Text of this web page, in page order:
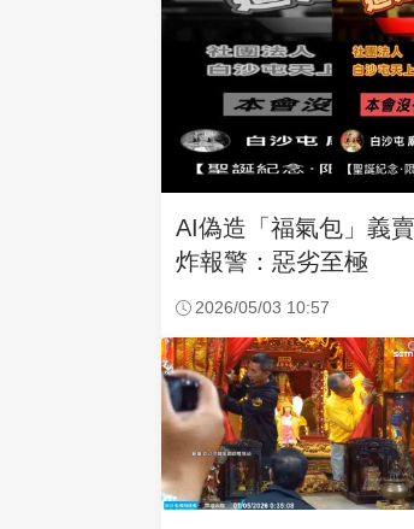
AI偽造「福氣包」義
炸報警：惡劣至極
2026/05/03 10:57